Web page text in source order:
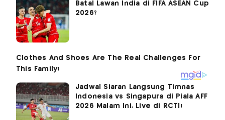
Batal Lawan India di FIFA ASEAN Cup
2026?
Jadwal Siaran Langsung Timnas
Indonesia vs Singapura di Piala AFF
2026 Malam Ini, Live di RCTI!